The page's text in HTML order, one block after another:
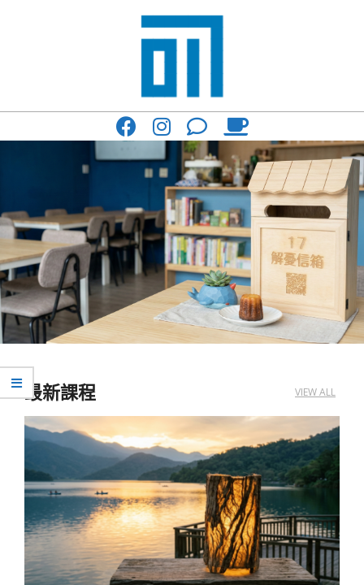
017
Cafe'
一
起
咖
啡
館
Navigation
最新課程 VIEW ALL